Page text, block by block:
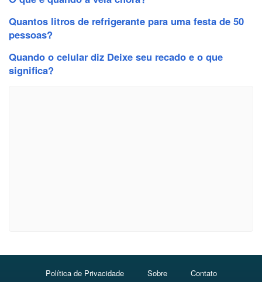
Quantos litros de refrigerante para uma festa de 50
pessoas?
Quando o celular diz Deixe seu recado e o que
significa?
Política de Privacidade Sobre Contato